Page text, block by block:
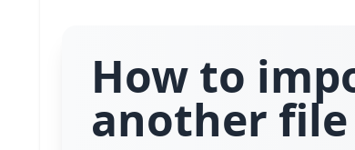
How to
another